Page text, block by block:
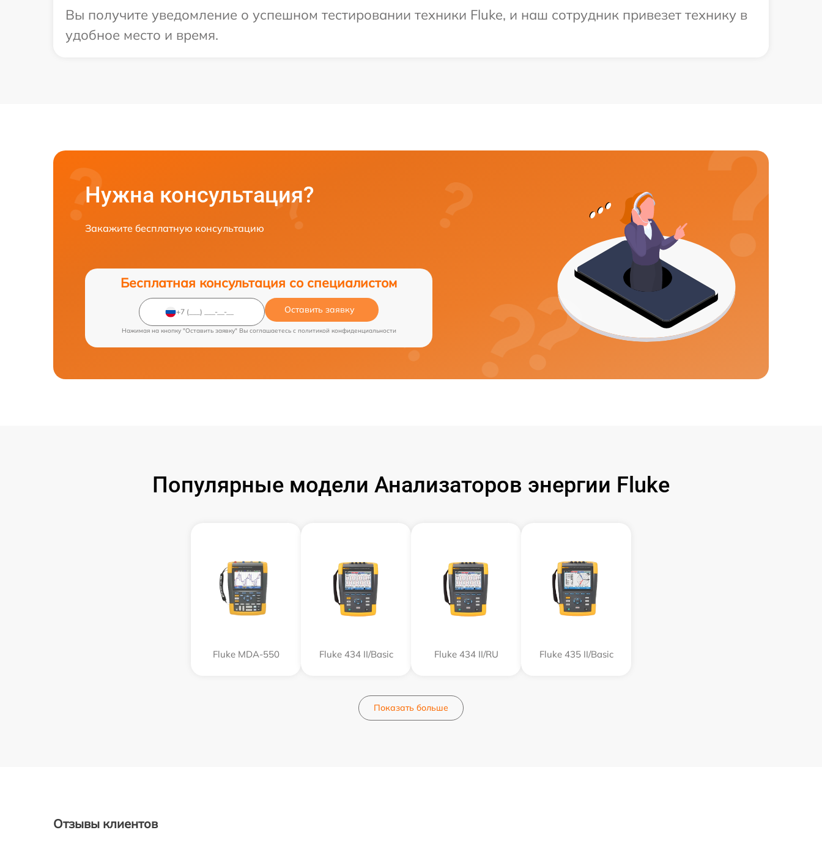
Вы получите уведомление о успешном тестировании техники Fluke, и наш сотрудник привезет технику в
удобное место и время.
Нужна консультация?
Закажите бесплатную консультацию
Бесплатная консультация со специалистом
Оставить заявку
Нажимая на кнопку "Оставить заявку" Вы соглашаетесь c политикой конфиденциальности
Популярные модели Анализаторов энергии Fluke
Fluke MDA-550 Fluke 434 II/Basic Fluke 434 II/RU Fluke 435 II/Basic
Показать больше
Отзывы клиентов